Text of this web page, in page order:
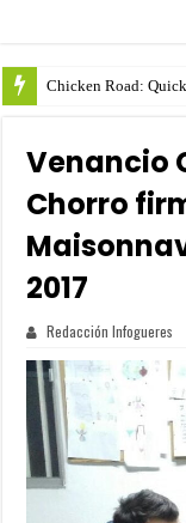
Chicken Road:
Venancio
Chorro
2017
Redacción Infogueres